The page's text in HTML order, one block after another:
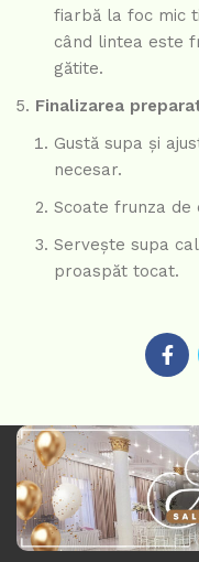
fiarbă la foc mic
când lintea este
gătite.
Finalizarea
Gustă supa și
necesar.
Scoate frunza de
Servește supa
proaspăt tocat.